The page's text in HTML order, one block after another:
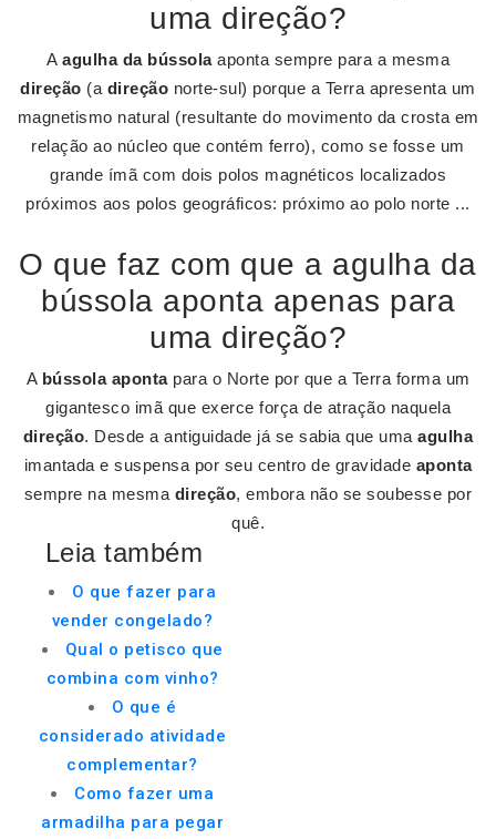
uma direção?
A agulha da bússolaaponta sempre para a mesma
direção (a direção norte-sul) porque a Terra apresenta um
magnetismo natural (resultante do movimento da crosta em
relação ao núcleo que contém ferro), como se fosse um
grande ímã com dois polos magnéticos localizados
próximos aos polos geográficos: próximo ao polo norte ...
O que faz com que a agulha da
bússola aponta apenas para
uma direção?
A bússola apontapara o Norte por que a Terra forma um
gigantesco imã que exerce força de atração naquela
direção. Desde a antiguidade já se sabia que umaagulha
imantada e suspensa por seu centro de gravidade aponta
sempre na mesma direção, embora não se soubesse por
quê.
Leia também
O que fazer para
vender congelado?
Qual o petisco que
combina com vinho?
O que é
considerado atividade
complementar?
Como fazer uma
armadilha para pegar